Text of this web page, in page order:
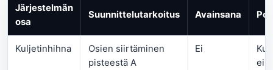
Järjestelmän
osa
Suunnittelutarkoitus Avainsana
Kuljetinhihna
Osien siirtäminen
pisteestä A
Ei
ei